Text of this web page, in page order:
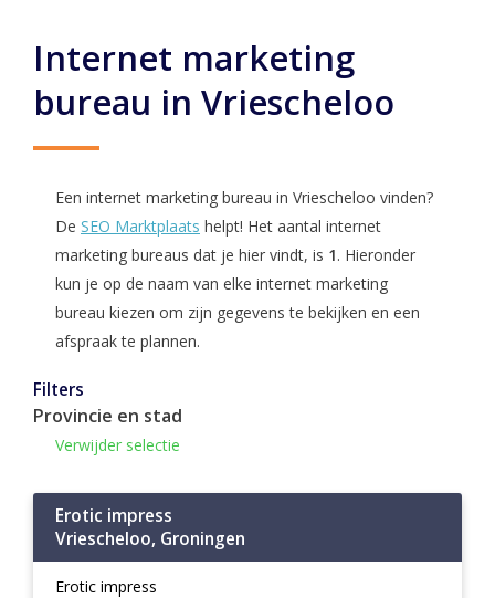
Internet marketing
bureau in Vriescheloo
Een internet marketing bureau in Vriescheloo vinden?
De SEO Marktplaats helpt! Het aantal internet
marketing bureaus dat je hier vindt, is 1. Hieronder
kun je op de naam van elke internet marketing
bureau kiezen om zijn gegevens te bekijken en een
afspraak te plannen.
Filters
Provincie en stad
Verwijder selectie
Erotic impress
Vriescheloo, Groningen
Erotic impress